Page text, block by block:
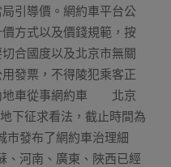
引導價。網約車平台公
方式以及價錢規範，按
合國度以及北京市無關
發票，不得陵犯乘客正
車從事網約車 北京
下征求看法，截止時間為
市發布了網約車治理細
、河南、廣東、陜西已經